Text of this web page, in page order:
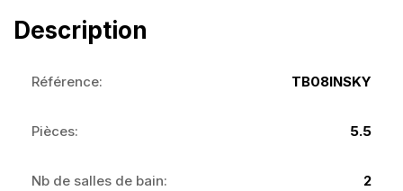
Description
Référence: TB08INSKY
Pièces: 5.5
Nb de salles de bain: 2